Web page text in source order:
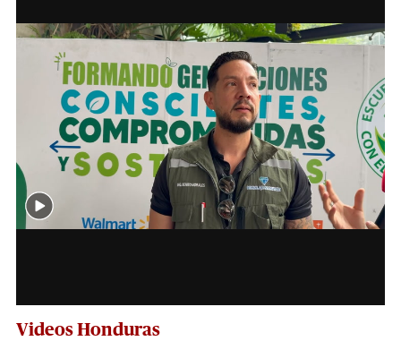
Videos Honduras